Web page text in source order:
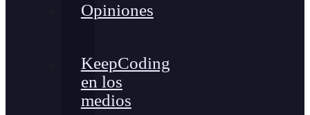
Opiniones
KeepCoding
en los
medios